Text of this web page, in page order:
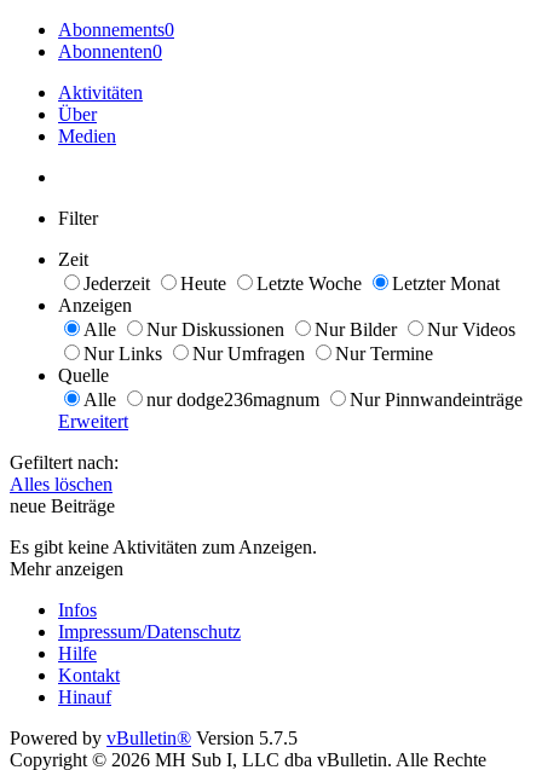
Abonnements0
Abonnenten0
Aktivitäten
Über
Medien
Filter
Zeit
Jederzeit
Heute Letzte Woche
Letzter Monat
Anzeigen
Alle
Nur Diskussionen Nur Bilder
Nur Videos
Nur Links
Nur Umfragen
Nur Termine
Quelle
Alle
nur dodge236magnum
Nur Pinnwandeinträge
Erweitert
Gefiltert nach:
Alles löschen
neue Beiträge
Es gibt keine Aktivitäten zum Anzeigen.
Mehr anzeigen
Infos
Impressum/Datenschutz
Hilfe
Kontakt
Hinauf
Powered by vBulletin® Version 5.7.5
Copyright © 2026 MH Sub I, LLC dba vBulletin. Alle Rechte